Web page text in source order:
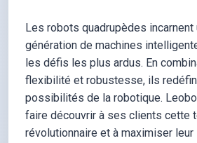
Les robots quadrupèdes incarnent
génération de machines
les défis les plus ardus. En
flexibilité et robustesse, ils
possibilités de la robotique.
faire découvrir à ses clients cette
révolutionnaire et à maximiser leur